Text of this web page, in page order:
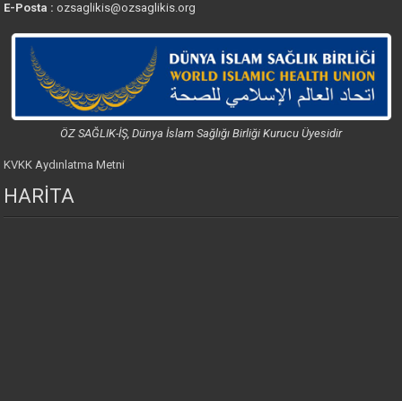
E-Posta : ozsaglikis@ozsaglikis.org
ÖZ SAĞLIK-İŞ, Dünya İslam Sağlığı Birliği Kurucu Üyesidir
KVKK Aydınlatma Metni
HARİTA